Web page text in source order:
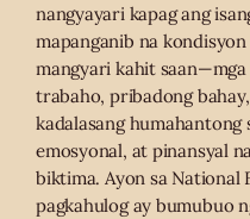
nangyayari kapag ang
mapanganib na
mangyari kahit
trabaho, pribadong
kadalasang humahantong
emosyonal, at pinansyal
biktima. Ayon sa National
pagkahulog ay bumubuo